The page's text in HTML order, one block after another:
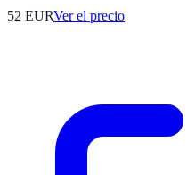
52 EURVer el precio